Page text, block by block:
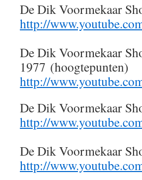
De Dik Voormekaar
http://
De Dik Voormekaar
1977 (hoogtepunten)
http://
De Dik Voormekaar
http://
De Dik Voormekaar
http://